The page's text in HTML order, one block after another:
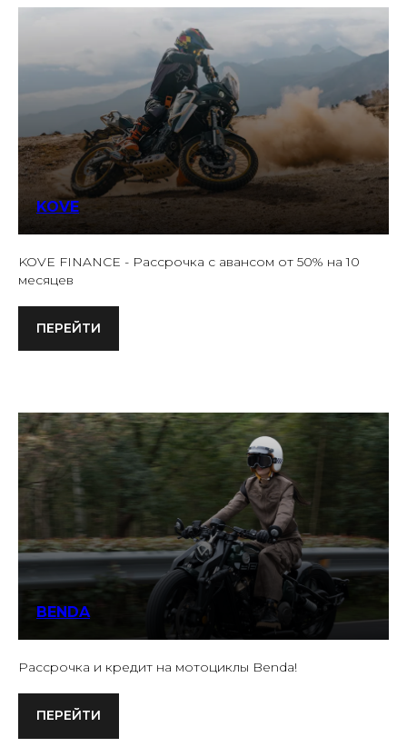
KOVE
KOVE FINANCE - Рассрочка с авансом от 50% на 10
месяцев
ПЕРЕЙТИ
BENDA
Рассрочка и кредит на мотоциклы Benda!
ПЕРЕЙТИ